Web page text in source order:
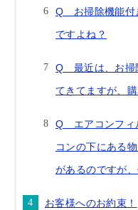
Q お掃除機能付
ですよね？
Q 最近は、お掃
てきてますが、
Q エアコンフィ
コンの下にある
があるのですが
お客様へのお約束！